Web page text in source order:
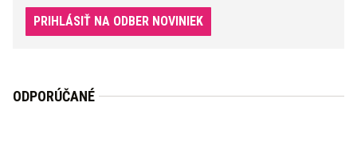
PRIHLÁSIŤ NA ODBER NOVINIEK
ODPORÚČANÉ